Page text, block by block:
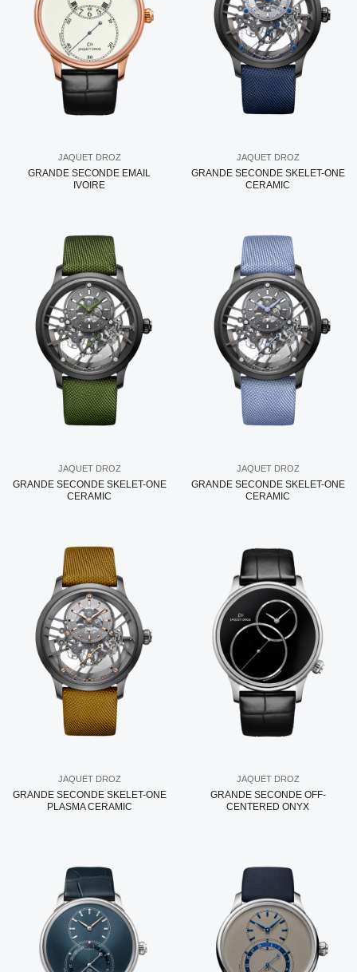
JAQUET DROZ
GRANDE SECONDE EMAIL
IVOIRE
JAQUET DROZ
GRANDE SECONDE SKELET-ONE
CERAMIC
JAQUET DROZ
GRANDE SECONDE SKELET-ONE
CERAMIC
JAQUET DROZ
GRANDE SECONDE SKELET-ONE
CERAMIC
JAQUET DROZ
GRANDE SECONDE SKELET-ONE
PLASMA CERAMIC
JAQUET DROZ
GRANDE SECONDE OFF-
CENTERED ONYX